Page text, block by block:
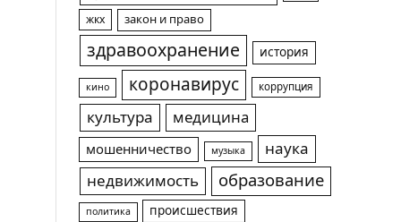
жкх закон и право
здравоохранение история
кино коронавирус коррупция
культура медицина
мошенничество музыка
наука
недвижимость
образование
политика происшествия